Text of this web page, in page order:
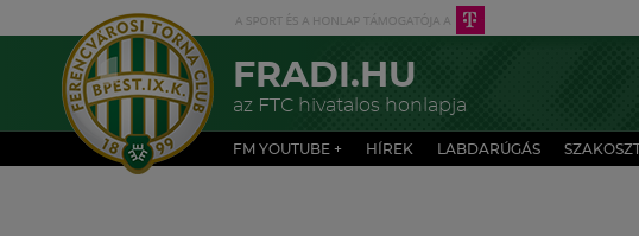
FRADI.HU
az FTC hivatalos honlapja
FM YOUTUBE + HÍREK LABDARÚGÁS